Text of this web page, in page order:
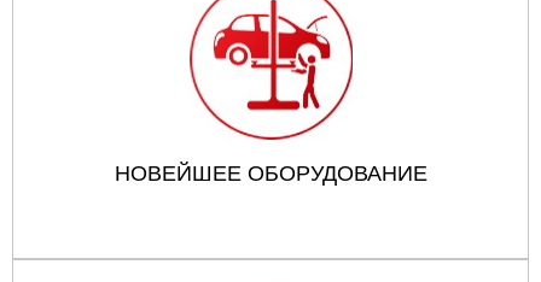
НОВЕЙШЕЕ ОБОРУДОВАНИЕ